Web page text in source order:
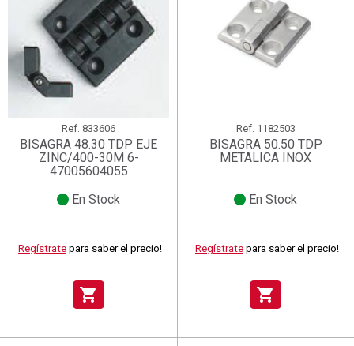
Ref. 833606
BISAGRA 48.30 TDP EJE
ZINC/400-30M 6-
47005604055
En Stock
Regístrate para saber el precio!
shopping_cart
Ref. 1182503
BISAGRA 50.50 TDP
METALICA INOX
En Stock
Regístrate para saber el precio!
shopping_cart